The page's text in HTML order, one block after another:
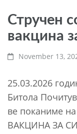
Стручен
вакцина
November 13,
25.03.2026
Битола
ве поканиме
ВАКЦИНА ЗА